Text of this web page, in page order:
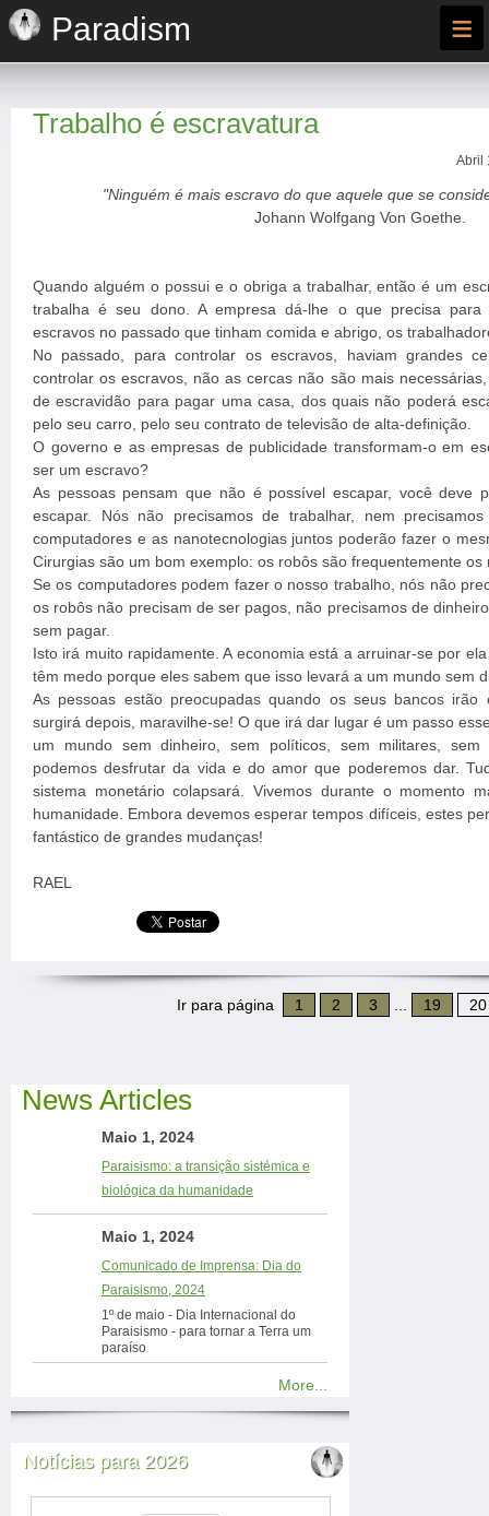
Paradism ≡
Trabalho é escravatura
Abril
"Ninguém é mais escravo do que aquele que se
Johann Wolfgang Von Goethe.
Quando alguém o possui e o obriga a trabalhar, então é um
trabalha é seu dono. A empresa dá-lhe o que precisa para
escravos no passado que tinham comida e abrigo, os
No passado, para controlar os escravos, haviam grandes
controlar os escravos, não as cercas não são mais
de escravidão para pagar uma casa, dos quais não poderá
pelo seu carro, pelo seu contrato de televisão de alta-definição.
O governo e as empresas de publicidade transformam-o em
ser um escravo?
As pessoas pensam que não é possível escapar, você deve
escapar. Nós não precisamos de trabalhar, nem
computadores e as nanotecnologias juntos poderão fazer o
Cirurgias são um bom exemplo: os robôs são frequentemente os
Se os computadores podem fazer o nosso trabalho, nós não
os robôs não precisam de ser pagos, não precisamos de
sem pagar.
Isto irá muito rapidamente. A economia está a arruinar-se por
têm medo porque eles sabem que isso levará a um mundo sem
As pessoas estão preocupadas quando os seus bancos
surgirá depois, maravilhe-se! O que irá dar lugar é um passo
um mundo sem dinheiro, sem políticos, sem militares,
podemos desfrutar da vida e do amor que poderemos dar.
sistema monetário colapsará. Vivemos durante o momento
humanidade. Embora devemos esperar tempos difíceis, estes
fantástico de grandes mudanças!
RAEL
Ir para página 1 2 3 19 20
News Articles
Maio 1, 2024
Paraisismo: a transição sistémica e
biológica da humanidade
Maio 1, 2024
Comunicado de Imprensa: Dia do
Paraisismo, 2024
1º de maio - Dia Internacional do
Paraisismo - para tornar a Terra um
paraíso
More...
Notícias para 2026